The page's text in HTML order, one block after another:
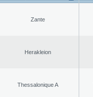
Zante
Herakleion
Thessalonique A